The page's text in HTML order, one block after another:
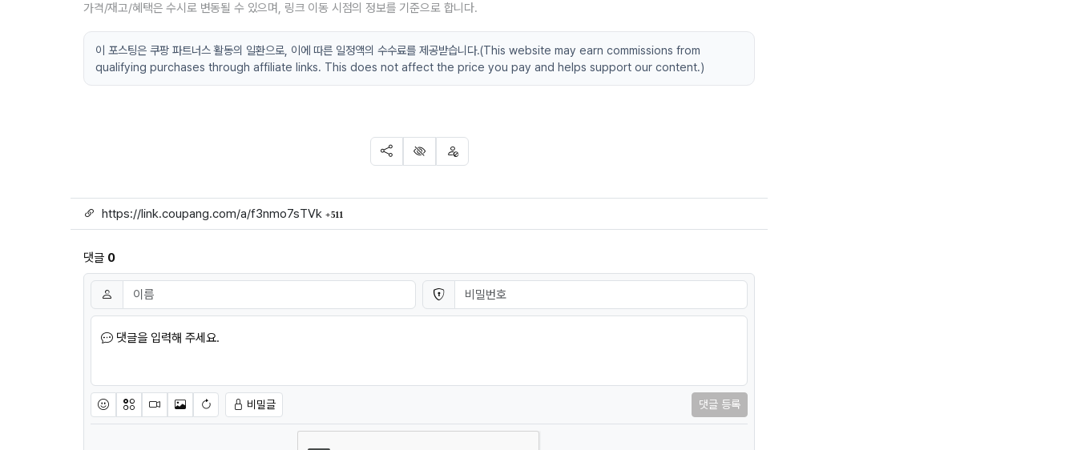
가격/재고/혜택은 수시로 변동될 수 있으며, 링크 이동 시점의 정보를 기준으로 합니다.
이 포스팅은 쿠팡 파트너스 활동의 일환으로, 이에 따른 일정액의 수수료를 제공받습니다.(This website may earn commissions from
qualifying purchases through affiliate links. This does not affect the price you pay and helps support our content.)
SNS 공유
신고 차단
링크
https://link.coupang.com/a/f3nmo7sTVk 511
댓글 0
댓글쓰기
이름 필수 비밀번호 필수
댓글을 입력해 주세요.
이모티콘아이콘동영상이미지새댓글 작성
비밀글 댓글 등록